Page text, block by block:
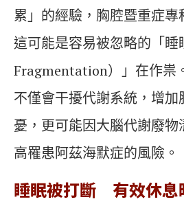
累」的經驗，胸腔暨重症專
這可能是容易被忽略的「睡
Fragmentation）」在作祟
不僅會干擾代謝系統，增加
憂，更可能因大腦代謝廢
高罹患阿茲海默症的風險。
睡眠被打斷 有效休息